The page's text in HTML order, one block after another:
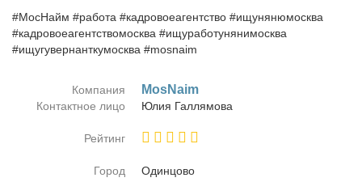
#МосНайм #работа #кадровоеагентство #ищунянюмосква
#кадровоеагентствомосква #ищуработунянимосква
#ищугувернанткумосква #mosnaim
Компания MosNaim
Контактное лицо Юлия Гал­ля­мо­ва
Рейтинг
Город
Один­цо­во